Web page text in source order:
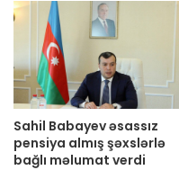
Sahil Babayev əsassız
pensiya almış şəxslərlə
bağlı məlumat verdi